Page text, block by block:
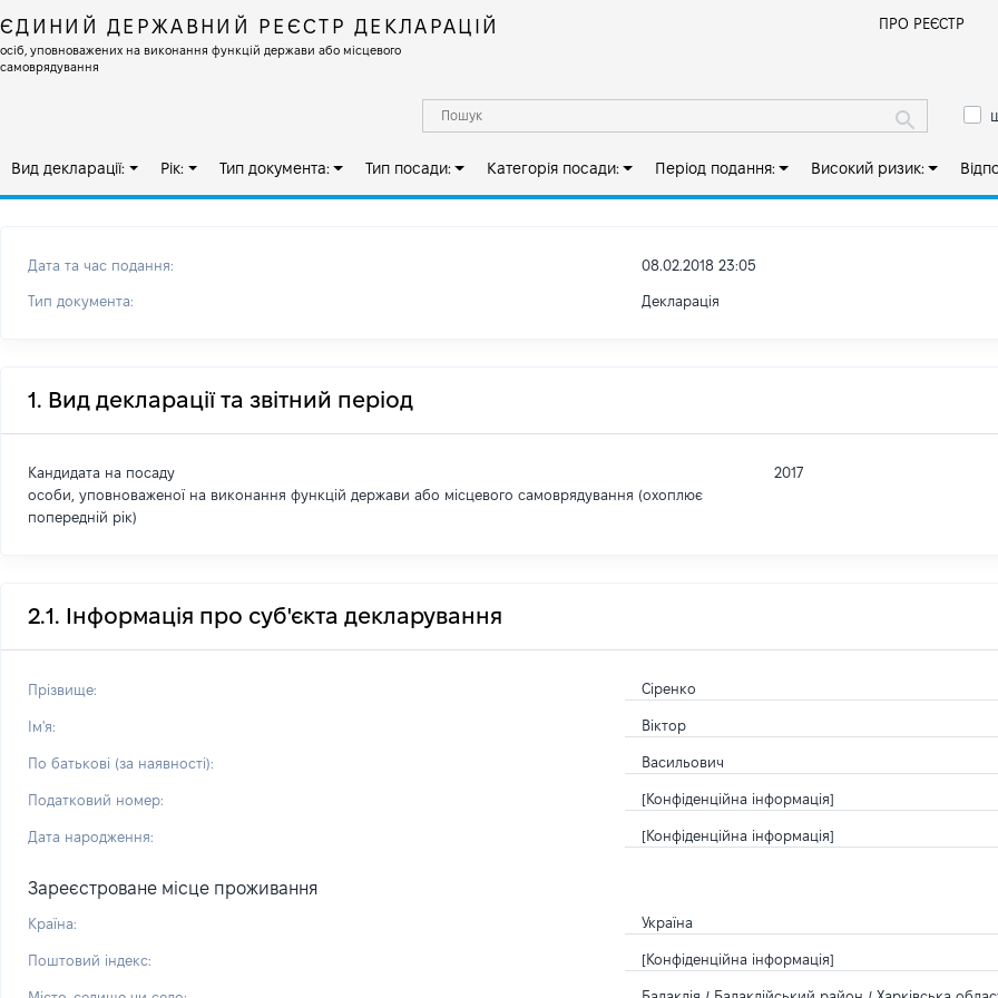
ЄДИНИЙ ДЕРЖАВНИЙ РЕЄСТР ДЕКЛАРАЦІЙ
осіб, уповноважених на виконання функцій держави або місцевого
самоврядування
ПРО РЕЄСТР
Вид декларації: Рік: Тип документа: Тип посади: Категорія посади: Період подання: Високий ризик:
Дата та час подання: 08.02.2018 23:05
Тип документа: Декларація
1. Вид декларації та звітний період
Кандидата на посаду
особи, уповноваженої на виконання функцій держави або місцевого самоврядування (охоплює
попередній рік)
2017
2.1. Інформація про суб'єкта декларування
Прізвище: Сіренко
Ім'я: Віктор
По батькові (за наявності): Васильович
Податковий номер: [Конфіденційна інформація]
Дата народження: [Конфіденційна інформація]
Зареєстроване місце проживання
Країна: Україна
Поштовий індекс: [Конфіденційна інформація]